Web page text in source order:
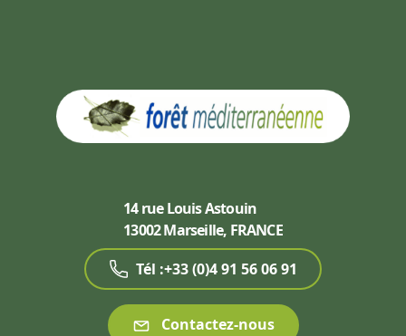
14 rue Louis Astouin
13002 Marseille, FRANCE
Tél :+33 (0)4 91 56 06 91
Contactez-nous